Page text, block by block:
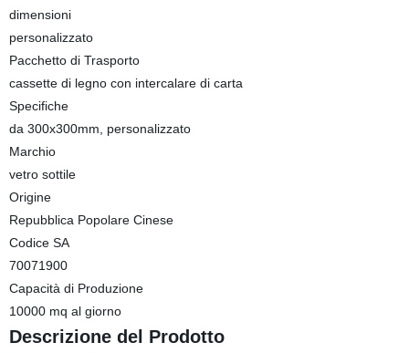
dimensioni
personalizzato
Pacchetto di Trasporto
cassette di legno con intercalare di carta
Specifiche
da 300x300mm, personalizzato
Marchio
vetro sottile
Origine
Repubblica Popolare Cinese
Codice SA
70071900
Capacità di Produzione
10000 mq al giorno
Descrizione del Prodotto